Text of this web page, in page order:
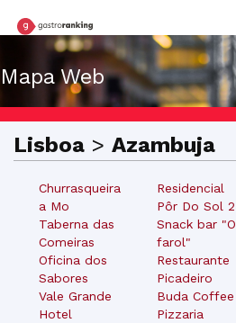
Mapa Web
Lisboa > Azambuja
Churrasqueira
a Mo
Taberna das
Comeiras
Oficina dos
Sabores
Vale Grande
Hotel
Residencial
Pôr Do Sol 2
Snack bar "O
farol"
Restaurante
Picadeiro
Buda Coffee
Pizzaria